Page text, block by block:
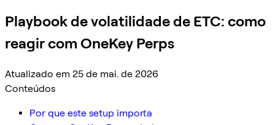
Playbook de volatilidade de ETC: como
reagir com OneKey Perps
Atualizado em 25 de mai. de 2026
Conteúdos
Por que este setup importa